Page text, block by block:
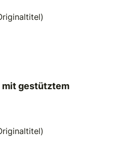
mit gestütztem